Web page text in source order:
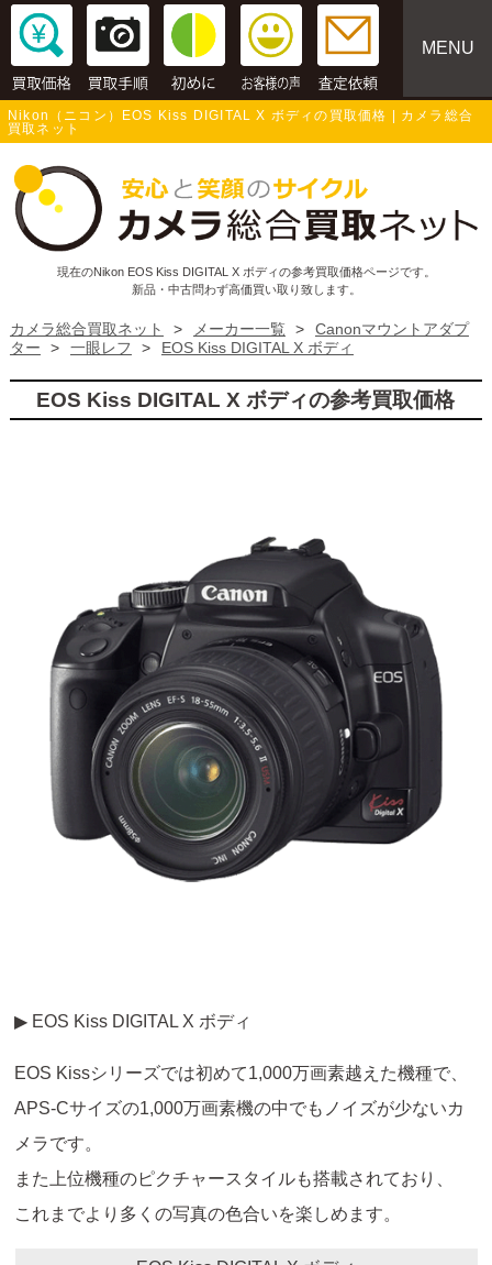
MENU
Nikon（ニコン）EOS Kiss DIGITAL X ボディの買取価格 | カメラ総合
買取ネット
現在のNikon EOS Kiss DIGITAL X ボディの参考買取価格ページです。
新品・中古問わず高価買い取り致します。
カメラ総合買取ネット > メーカー一覧 >
Canonマウントアダプ
ター
> 一眼レフ > EOS Kiss DIGITAL X ボディ
EOS Kiss DIGITAL X ボディの参考買取価格
▶ EOS Kiss DIGITAL X ボディ
EOS Kissシリーズでは初めて1,000万画素越えた機種で、
APS-Cサイズの1,000万画素機の中でもノイズが少ないカ
メラです。
また上位機種のピクチャースタイルも搭載されており、
これまでより多くの写真の色合いを楽しめます。